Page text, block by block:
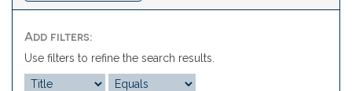
Add filters:
Use filters to refine the search results.